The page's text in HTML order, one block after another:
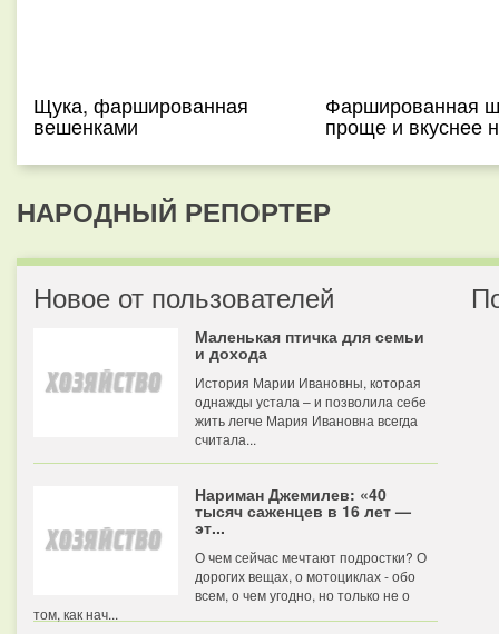
Щука, фаршированная
вешенками
Фаршированная
проще и вкуснее
НАРОДНЫЙ РЕПОРТЕР
Новое от пользователей
Маленькая птичка для семьи
и дохода
История Марии Ивановны, которая
однажды устала – и позволила себе
жить легче Мария Ивановна всегда
считала...
Нариман Джемилев: «40
тысяч саженцев в 16 лет —
эт...
О чем сейчас мечтают подростки? О
дорогих вещах, о мотоциклах - обо
всем, о чем угодно, но только не о
том, как нач...